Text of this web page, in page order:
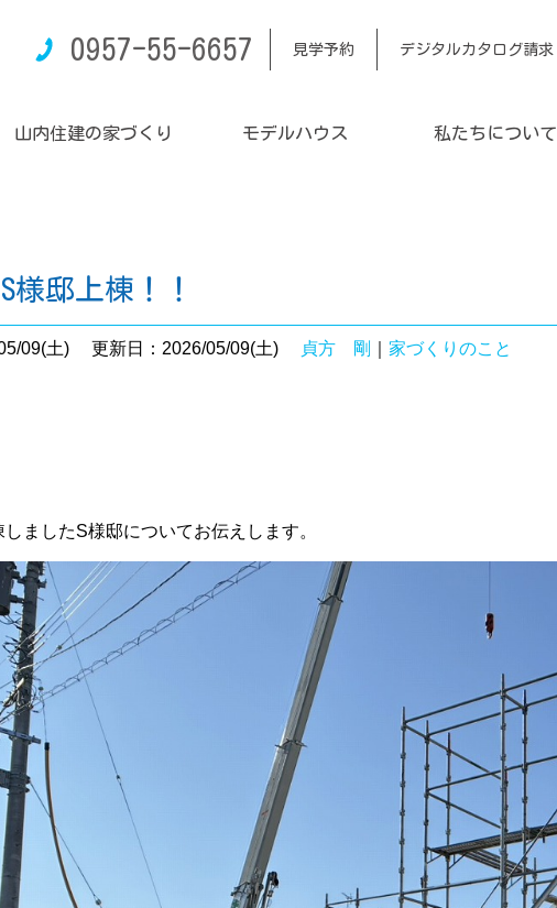
0957-55-6657 見学予約 デジタルカタログ請求
山内住建の家づくり モデルハウス 私たちについて
邸上棟！！
09(土) 更新日：2026/05/09(土) 貞方 剛 家づくりのこと
ましたS様邸についてお伝えします。